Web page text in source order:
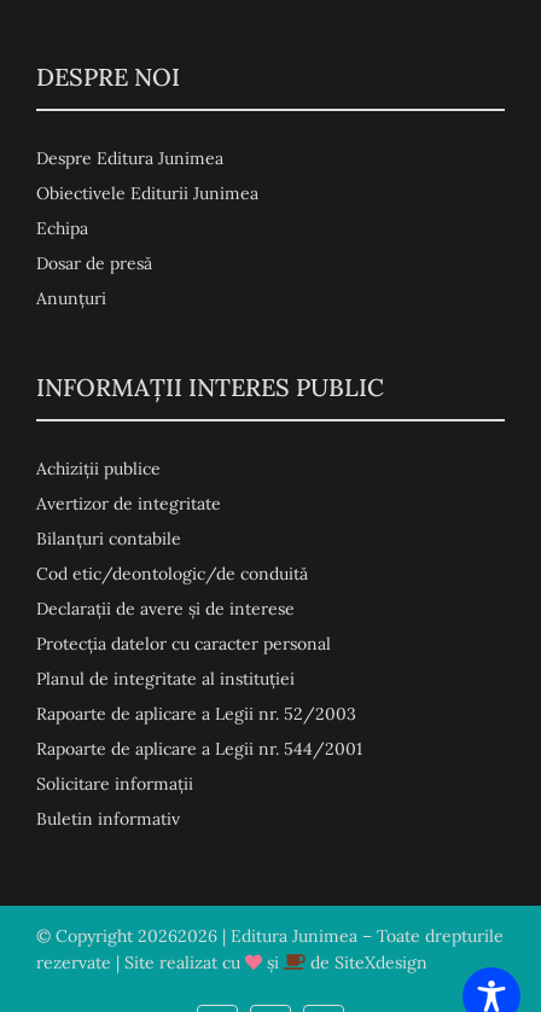
DESPRE NOI
Despre Editura Junimea
Obiectivele Editurii Junimea
Echipa
Dosar de presă
Anunţuri
INFORMAȚII INTERES PUBLIC
Achiziții publice
Avertizor de integritate
Bilanțuri contabile
Cod etic/deontologic/de conduită
Declarații de avere și de interese
Protecția datelor cu caracter personal
Planul de integritate al instituției
Rapoarte de aplicare a Legii nr. 52/2003
Rapoarte de aplicare a Legii nr. 544/2001
Solicitare informații
Buletin informativ
© Copyright 20262026 | Editura Junimea – Toate drepturile
rezervate | Site realizat cu
și de SiteXdesign